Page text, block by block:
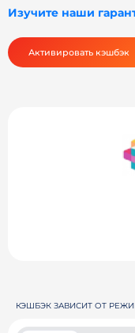
Изучите наши
Активировать кэшбэк
КЭШБЭК ЗАВИСИТ ОТ